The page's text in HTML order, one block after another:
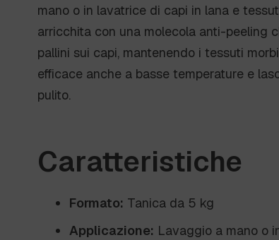
mano o in lavatrice di capi in lana e
arricchita con una molecola anti-peeling
pallini sui capi, mantenendo i tessuti
efficace anche a basse temperature e
pulito.
Caratteristiche
Formato: Tanica da 5 kg
Applicazione: Lavaggio a mano o